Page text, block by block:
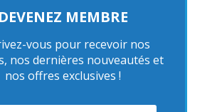
DEVENEZ MEMBRE
vous pour recevoir nos
nos dernières nouveautés et
nos offres exclusives !